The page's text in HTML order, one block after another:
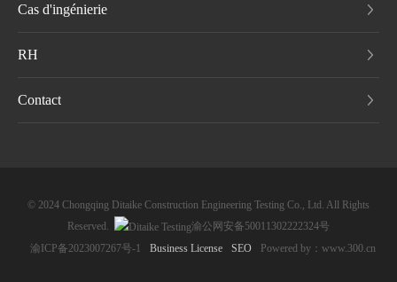
Cas d'ingénierie
RH
Contact
©️ 2024 Chongqing Ditaike Construction Engineering Testing Co., Ltd. All Rights
Reserved.
渝公网安备50011302222324号
渝ICP备2023007267号-1
Business License SEO Powered by：www.300.cn